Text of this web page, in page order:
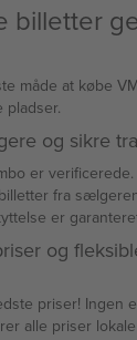
billetter
måde at købe
pladser.
og sikre
er verificerede.
fra
er
og
priser! Ingen
alle priser